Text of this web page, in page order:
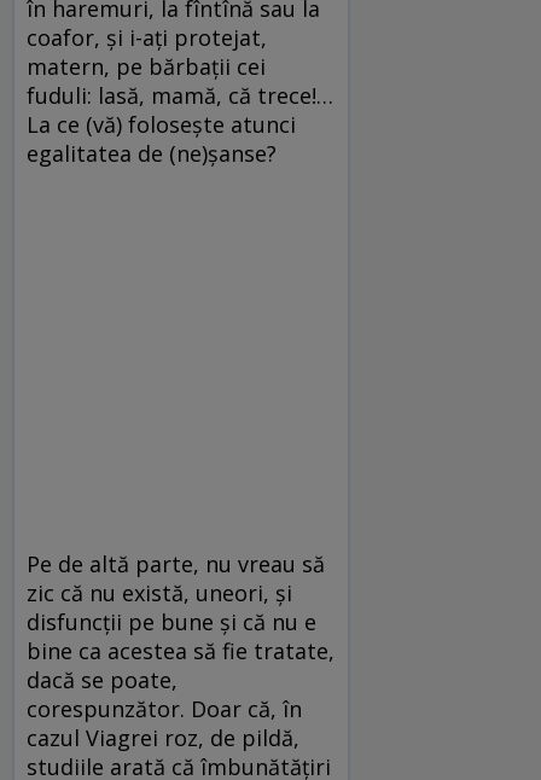
în haremuri, la fîntînă sau la
coafor, și i-ați protejat,
matern, pe bărbații cei
fuduli: lasă, mamă, că trece!…
La ce (vă) folosește atunci
egalitatea de (ne)șanse?
Pe de altă parte, nu vreau să
zic că nu există, uneori, și
disfuncții pe bune și că nu e
bine ca acestea să fie tratate,
dacă se poate,
corespunzător. Doar că, în
cazul Viagrei roz, de pildă,
studiile arată că îmbunătățiri